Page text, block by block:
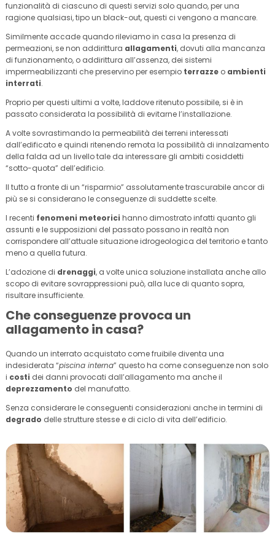
funzionalità di ciascuno di questi servizi solo quando, per una
ragione qualsiasi, tipo un black-out, questi ci vengono a mancare.
Similmente accade quando rileviamo in casa la presenza di
permeazioni, se non addirittura allagamenti, dovuti alla mancanza
di funzionamento, o addirittura all’assenza, dei sistemi
impermeabilizzanti che preservino per esempio terrazze o ambienti
interrati.
Proprio per questi ultimi a volte, laddove ritenuto possibile, si è in
passato considerata la possibilità di evitarne l’installazione.
A volte sovrastimando la permeabilità dei terreni interessati
dall’edificato e quindi ritenendo remota la possibilità di innalzamento
della falda ad un livello tale da interessare gli ambiti cosiddetti
“sotto-quota” dell’edificio.
Il tutto a fronte di un “risparmio” assolutamente trascurabile ancor di
più se si considerano le conseguenze di suddette scelte.
I recenti fenomeni meteorici hanno dimostrato infatti quanto gli
assunti e le supposizioni del passato possano in realtà non
corrispondere all’attuale situazione idrogeologica del territorio e tanto
meno a quella futura.
L’adozione di drenaggi, a volte unica soluzione installata anche allo
scopo di evitare sovrappressioni può, alla luce di quanto sopra,
risultare insufficiente.
Che conseguenze provoca un
allagamento in casa?
Quando un interrato acquistato come fruibile diventa una
indesiderata “piscina interna” questo ha come conseguenze non solo
i costi dei danni provocati dall’allagamento ma anche il
deprezzamento del manufatto.
Senza considerare le conseguenti considerazioni anche in termini di
degrado delle strutture stesse e di ciclo di vita dell’edificio.